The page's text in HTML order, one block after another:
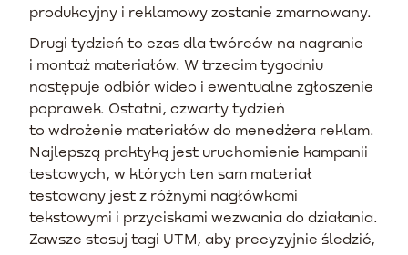
produkcyjny i reklamowy zostanie zmarnowany.
Drugi tydzień to czas dla twórców na nagranie
i montaż materiałów. W trzecim tygodniu
następuje odbiór wideo i ewentualne zgłoszenie
poprawek. Ostatni, czwarty tydzień
to wdrożenie materiałów do menedżera reklam.
Najlepszą praktyką jest uruchomienie kampanii
testowych, w których ten sam materiał
testowany jest z różnymi nagłówkami
tekstowymi i przyciskami wezwania do działania.
Zawsze stosuj tagi UTM, aby precyzyjnie śledzić,